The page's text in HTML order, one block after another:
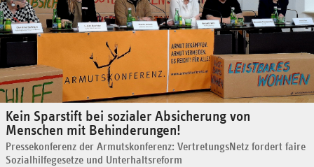
Kein Sparstift bei sozialer Absicherung von
Menschen mit Behinderungen!
Pressekonferenz der Armutskonferenz: VertretungsNetz fordert faire
Sozialhilfegesetze und Unterhaltsreform